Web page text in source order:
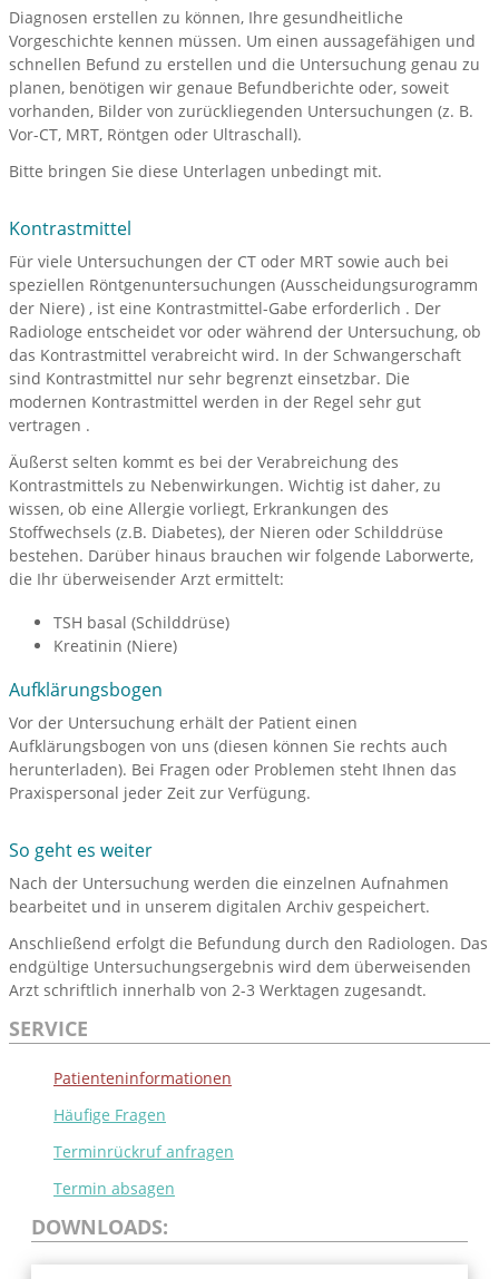
Diagnosen erstellen zu können, Ihre gesundheitliche
Vorgeschichte kennen müssen. Um einen aussagefähigen und
schnellen Befund zu erstellen und die Untersuchung genau zu
planen, benötigen wir genaue Befundberichte oder, soweit
vorhanden, Bilder von zurückliegenden Untersuchungen (z. B.
Vor-CT, MRT, Röntgen oder Ultraschall).
Bitte bringen Sie diese Unterlagen unbedingt mit.
Kontrastmittel
Für viele Untersuchungen der CT oder MRT sowie auch bei
speziellen Röntgenuntersuchungen (Ausscheidungsurogramm
der Niere) , ist eine Kontrastmittel-Gabe erforderlich . Der
Radiologe entscheidet vor oder während der Untersuchung, ob
das Kontrastmittel verabreicht wird. In der Schwangerschaft
sind Kontrastmittel nur sehr begrenzt einsetzbar. Die
modernen Kontrastmittel werden in der Regel sehr gut
vertragen .
Äußerst selten kommt es bei der Verabreichung des
Kontrastmittels zu Nebenwirkungen. Wichtig ist daher, zu
wissen, ob eine Allergie vorliegt, Erkrankungen des
Stoffwechsels (z.B. Diabetes), der Nieren oder Schilddrüse
bestehen. Darüber hinaus brauchen wir folgende Laborwerte,
die Ihr überweisender Arzt ermittelt:
TSH basal (Schilddrüse)
Kreatinin (Niere)
Aufklärungsbogen
Vor der Untersuchung erhält der Patient einen
Aufklärungsbogen von uns (diesen können Sie rechts auch
herunterladen). Bei Fragen oder Problemen steht Ihnen das
Praxispersonal jeder Zeit zur Verfügung.
So geht es weiter
Nach der Untersuchung werden die einzelnen Aufnahmen
bearbeitet und in unserem digitalen Archiv gespeichert.
Anschließend erfolgt die Befundung durch den Radiologen. Das
endgültige Untersuchungsergebnis wird dem überweisenden
Arzt schriftlich innerhalb von 2-3 Werktagen zugesandt.
SERVICE
Patienteninformationen
Häufige Fragen
Terminrückruf anfragen
Termin absagen
DOWNLOADS: